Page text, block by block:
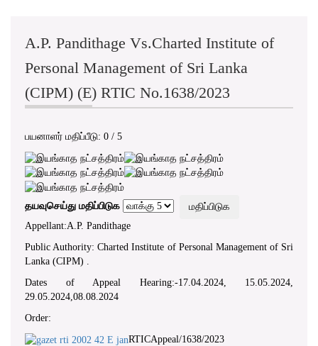
A.P. Pandithage Vs.Charted Institute of
Personal Management of Sri Lanka
(CIPM) (E) RTIC No.1638/2023
பயனாளர் மதிப்பீடு: 0 / 5
தயவுசெய்து மதிப்பிடுக
Appellant:A.P. Pandithage
Public Authority: Charted Institute of Personal Management of Sri
Lanka (CIPM) .
Dates of Appeal Hearing:-17.04.2024, 15.05.2024,
29.05.2024,08.08.2024
Order:
RTICAppeal/1638/2023